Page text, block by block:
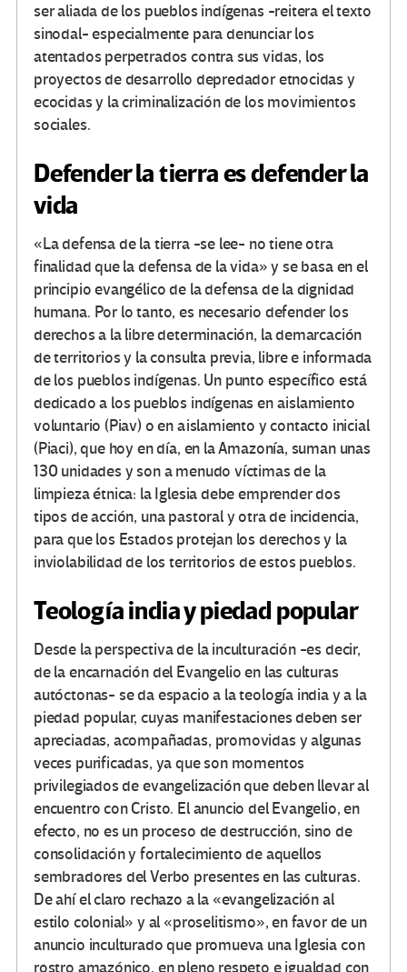
ser aliada de los pueblos indígenas -reitera el texto
sinodal- especialmente para denunciar los
atentados perpetrados contra sus vidas, los
proyectos de desarrollo depredador etnocidas y
ecocidas y la criminalización de los movimientos
sociales.
Defender la tierra es defender la
vida
«La defensa de la tierra -se lee- no tiene otra
finalidad que la defensa de la vida» y se basa en el
principio evangélico de la defensa de la dignidad
humana. Por lo tanto, es necesario defender los
derechos a la libre determinación, la demarcación
de territorios y la consulta previa, libre e informada
de los pueblos indígenas. Un punto específico está
dedicado a los pueblos indígenas en aislamiento
voluntario (Piav) o en aislamiento y contacto inicial
(Piaci), que hoy en día, en la Amazonía, suman unas
130 unidades y son a menudo víctimas de la
limpieza étnica: la Iglesia debe emprender dos
tipos de acción, una pastoral y otra de incidencia,
para que los Estados protejan los derechos y la
inviolabilidad de los territorios de estos pueblos.
Teología india y piedad popular
Desde la perspectiva de la inculturación -es decir,
de la encarnación del Evangelio en las culturas
autóctonas- se da espacio a la teología india y a la
piedad popular, cuyas manifestaciones deben ser
apreciadas, acompañadas, promovidas y algunas
veces purificadas, ya que son momentos
privilegiados de evangelización que deben llevar al
encuentro con Cristo. El anuncio del Evangelio, en
efecto, no es un proceso de destrucción, sino de
consolidación y fortalecimiento de aquellos
sembradores del Verbo presentes en las culturas.
De ahí el claro rechazo a la «evangelización al
estilo colonial» y al «proselitismo», en favor de un
anuncio inculturado que promueva una Iglesia con